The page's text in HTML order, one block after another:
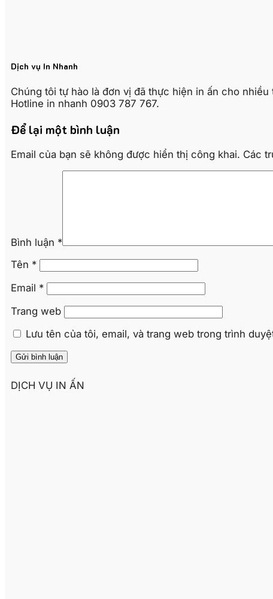
Dịch vụ In Nhanh
Chúng tôi tự hào là đơn vị đã thực hiện in ấn cho
Hotline in nhanh 0903 787 767.
Để lại một bình luận
Email của bạn sẽ không được hiển thị công khai. Các
Bình luận *
Tên *
Email *
Trang web
Lưu tên của tôi, email, và trang web trong trình
DỊCH VỤ IN ẤN